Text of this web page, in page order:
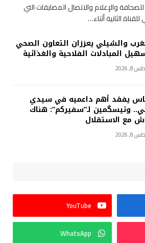
والإعلام والاتصال المضايقات التي
الثانية أثناء…
والشيلي يعززان التعاون الصحي
المبادلات الفلاحية والغذائية
2026
يفقد أهم داعميه في سيدي
وتيسگمين لـ”سفيركم”: هناك
مع الاستقلال
2026
YouTube
WhatsApp